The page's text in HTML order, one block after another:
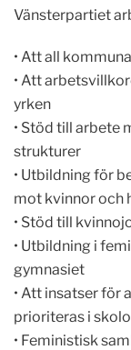
Vänsterpartiet
• Att all
• Att
yrken
• Stöd till arbete
strukturer
• Utbildning för
mot kvinnor och
• Stöd till
• Utbildning i
gymnasiet
• Att insatser för
prioriteras i
• Feministisk